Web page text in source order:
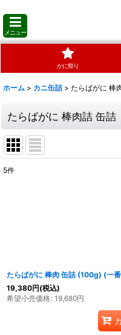
メニュー
かに祭り
ホーム > カニ缶詰 > たらばがに 棒
たらばがに 棒肉詰 缶詰
5件
たらばがに 棒肉 缶詰 (100g) (一
19,380円(税込)
希望小売価格: 19,680円